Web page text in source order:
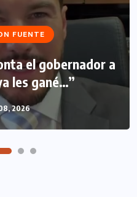
FUENTE
el gobernador a
les gané…”
2026
sobre riesgos en
de las
2026